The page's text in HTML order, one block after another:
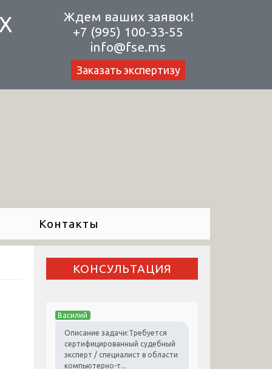
Ждем ваших заявок!
+7 (995) 100-33-55
info@fse.ms
Заказать экспертизу
Контакты
КОНСУЛЬТАЦИЯ
Василий
Описание задачи:Требуется
сертифицированный судебный
эксперт / специалист в области
компьютерно-т...